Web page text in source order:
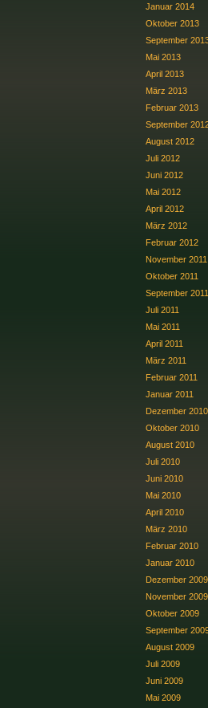
Januar 2014
Oktober 2013
September
Mai 2013
April 2013
März 2013
Februar 2013
September
August 2012
Juli 2012
Juni 2012
Mai 2012
April 2012
März 2012
Februar 2012
November 2011
Oktober 2011
September 2011
Juli 2011
Mai 2011
April 2011
März 2011
Februar 2011
Januar 2011
Dezember 2010
Oktober 2010
August 2010
Juli 2010
Juni 2010
Mai 2010
April 2010
März 2010
Februar 2010
Januar 2010
Dezember 2009
November 2009
Oktober 2009
September
August 2009
Juli 2009
Juni 2009
Mai 2009